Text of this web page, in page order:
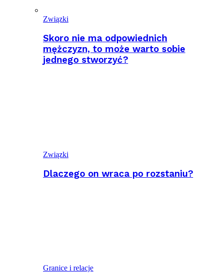
Związki
Skoro nie ma odpowiednich
mężczyzn, to może warto sobie
jednego stworzyć?
Związki
Dlaczego on wraca po rozstaniu?
Granice i relacje